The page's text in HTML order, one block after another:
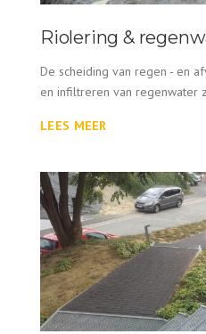
Riolering &
De scheiding van regen - en
en infiltreren van regenwater
LEES MEER